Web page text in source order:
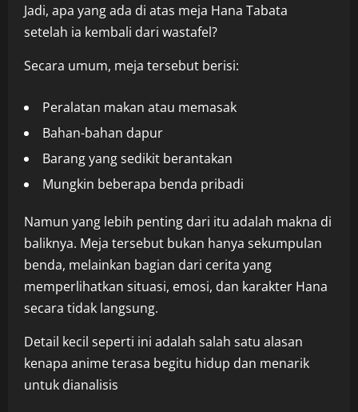
Jadi, apa yang ada di atas meja Hana Tabata
setelah ia kembali dari wastafel?
Secara umum, meja tersebut berisi:
Peralatan makan atau memasak
Bahan-bahan dapur
Barang yang sedikit berantakan
Mungkin beberapa benda pribadi
Namun yang lebih penting dari itu adalah makna di
baliknya. Meja tersebut bukan hanya sekumpulan
benda, melainkan bagian dari cerita yang
memperlihatkan situasi, emosi, dan karakter Hana
secara tidak langsung.
Detail kecil seperti ini adalah salah satu alasan
kenapa anime terasa begitu hidup dan menarik
untuk dianalisis